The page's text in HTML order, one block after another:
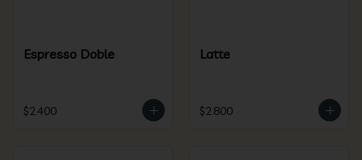
Espresso Doble
$2.400
Latte
$2.800